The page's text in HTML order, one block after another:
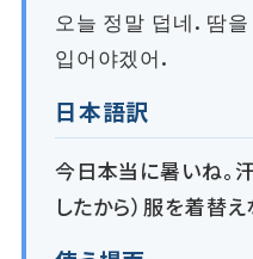
오늘 정말 덥네. 땀
입어야겠어.
日本語訳
今日本当に暑いね。
したから）服を着替え